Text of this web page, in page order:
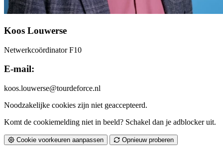
Koos Louwerse
Netwerkcoördinator F10
E-mail:
koos.louwerse@tourdeforce.nl
Noodzakelijke cookies zijn niet geaccepteerd.
Komt de cookiemelding niet in beeld? Schakel dan je adblocker uit.
Cookie voorkeuren aanpassen Opnieuw proberen